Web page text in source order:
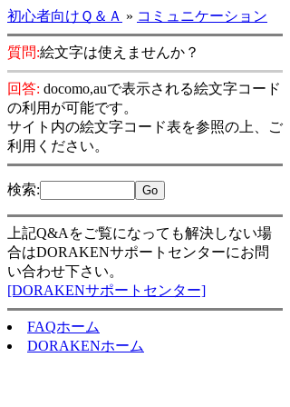
初心者向けＱ＆Ａ » コミュニケーション
質問:絵文字は使えませんか？
回答: docomo,auで表示される絵文字コード
の利用が可能です。
サイト内の絵文字コード表を参照の上、ご
利用ください。
検索:
上記Q&Aをご覧になっても解決しない場
合はDORAKENサポートセンターにお問
い合わせ下さい。
[DORAKENサポートセンター]
FAQホーム
DORAKENホーム